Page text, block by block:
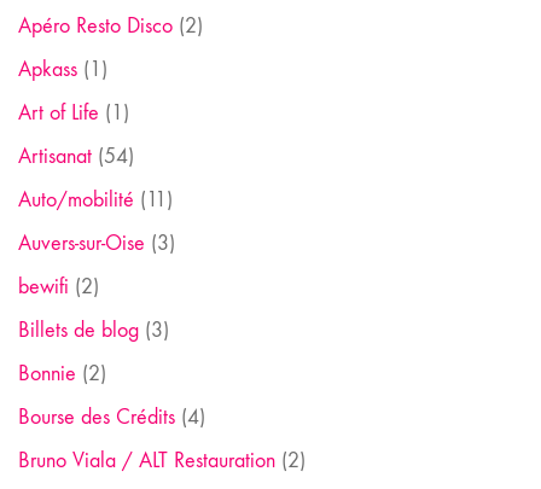
Apéro Resto Disco (2)
Apkass (1)
Art of Life (1)
Artisanat (54)
Auto/mobilité (11)
Auvers-sur-Oise (3)
bewifi (2)
Billets de blog (3)
Bonnie (2)
Bourse des Crédits (4)
Bruno Viala / ALT Restauration (2)